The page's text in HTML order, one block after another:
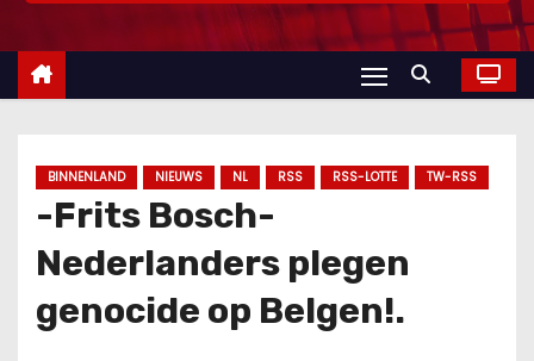
n
BINNENLAND NIEUWS NL RSS RSS-LOTTE TW-RSS
-Frits Bosch-
Nederlanders plegen
genocide op Belgen!.